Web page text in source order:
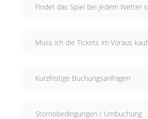
Findet das Spiel bei jedem Wetter
Muss ich die Tickets im Voraus
Kurzfristige Buchungsanfragen
Stornobedingungen / Umbuchung